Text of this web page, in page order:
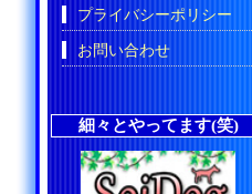
プライバシーポリシー
お問い合わせ
細々とやってます(笑)